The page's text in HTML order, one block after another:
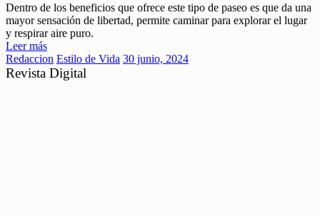
Dentro de los beneficios que ofrece este tipo de paseo es que da una
mayor sensación de libertad, permite caminar para explorar el lugar
y respirar aire puro.
Leer más
Redaccion Estilo de Vida 30 junio, 2024
Revista Digital